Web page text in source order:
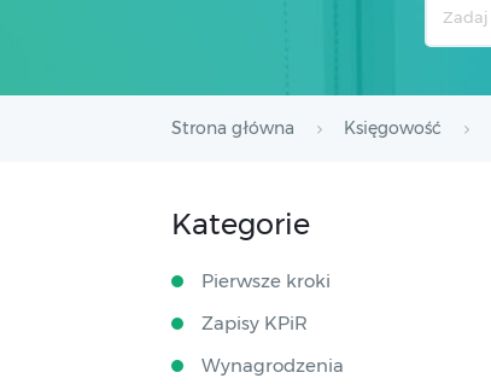
Strona główna Księgowość
Kategorie
Pierwsze kroki
Zapisy KPiR
Wynagrodzenia